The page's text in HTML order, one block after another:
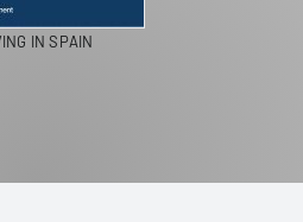
IN SPAIN